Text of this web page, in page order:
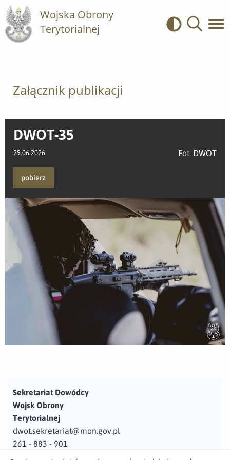
Wojska Obrony
Terytorialnej
Kontrast
Załącznik publikacji
DWOT-35
29.06.2026 Fot. DWOT
pobierz
Sekretariat Dowódcy
Wojsk Obrony
Terytorialnej
dwot.sekretariat@mon.gov.pl
261 - 883 - 901